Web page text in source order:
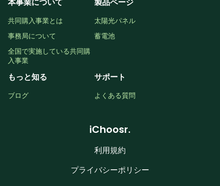
共同購入事業とは
事務局について
全国で実施している共同購
入事業
太陽光パネル
蓄電池
もっと知る
ブログ
サポート
よくある質問
iChoosr.
利用規約
プライバシーポリシー